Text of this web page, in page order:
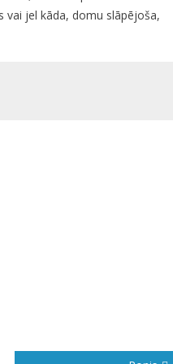
vai jel kāda, domu slāpējoša,